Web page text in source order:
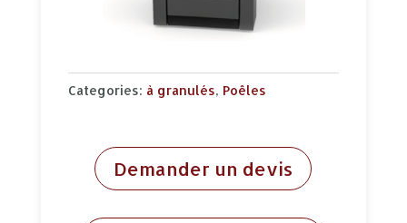
Categories: à granulés, Poêles
Demander un devis